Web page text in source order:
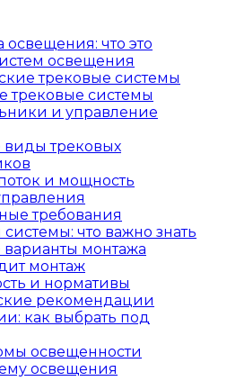
освещения: что это
освещения
трековые системы
трековые системы
и управление
трековых
и мощность
требования
что важно знать
монтажа
монтаж
и нормативы
рекомендации
как выбрать под
освещенности
освещения